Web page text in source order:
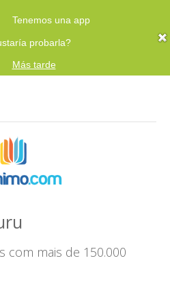
Tenemos una app
probarla?
Más tarde
com mais de 150.000